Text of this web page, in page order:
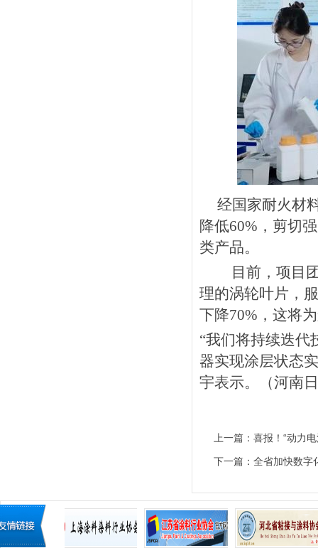
经国家耐火材
降低60%，剪切
类产品。
目前，项目
理的涡轮叶片，
下降70%，这将
“我们将持续迭代
器实现涂层状态
宇表示。（河南
上一篇： 喜报！“动力
下一篇： 全省加快数字